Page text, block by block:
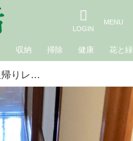
収納 掃除 健康 花と緑
元保護犬アビーの里帰りレポート／イラストレーター・オカタオカ｜保護犬との暮らし